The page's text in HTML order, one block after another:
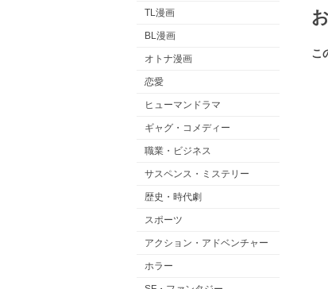
TL漫画
BL漫画
オトナ漫画
恋愛
ヒューマンドラマ
ギャグ・コメディー
職業・ビジネス
サスペンス・ミステリー
歴史・時代劇
スポーツ
アクション・アドベンチャー
ホラー
こ